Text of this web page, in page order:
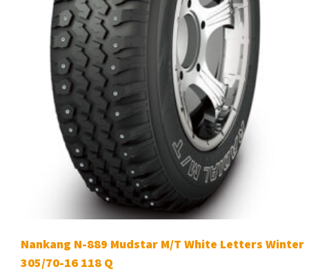
Nankang N-889 Mudstar M/T White Letters Winter
305/70-16 118 Q